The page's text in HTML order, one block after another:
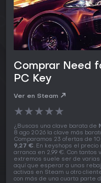
Comprar Need
PC Key
Ver en Steam
★★★★★
¿Buscas una clave barata de
8 ago 2026 la clave más
Comparamos 23 ofertas de
9,27 €. En keyshops el
arranca en 2,99 €. Con
extremos suele ser de
aquí que esperar a unas
activas en Steam u otro
con más de una cuarta parte